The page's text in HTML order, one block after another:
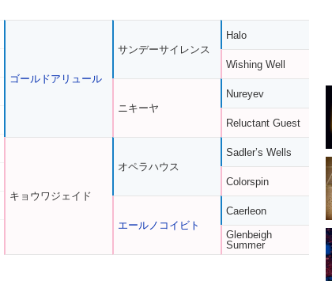
ゴールドアリュール
キョウワジェイド
サンデーサイレンス
ニキーヤ
オペラハウス
エールノコイビト
Halo
Wishing Well
Nureyev
Reluctant Guest
Sadler’s Wells
Colorspin
Caerleon
Glenbeigh
Summer